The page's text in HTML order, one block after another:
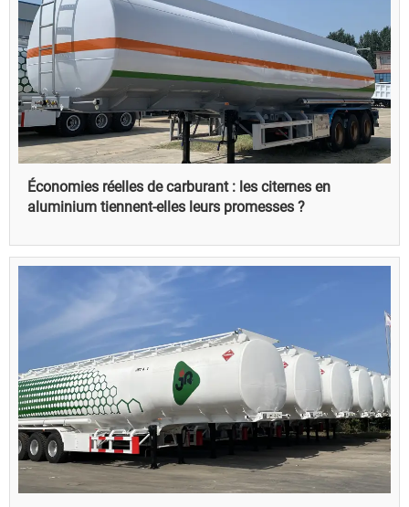
Économies réelles de carburant : les citernes en
aluminium tiennent-elles leurs promesses ?